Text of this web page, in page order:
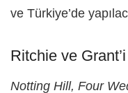
ve Türkiye’de
Ritchie ve
Notting Hill, Four